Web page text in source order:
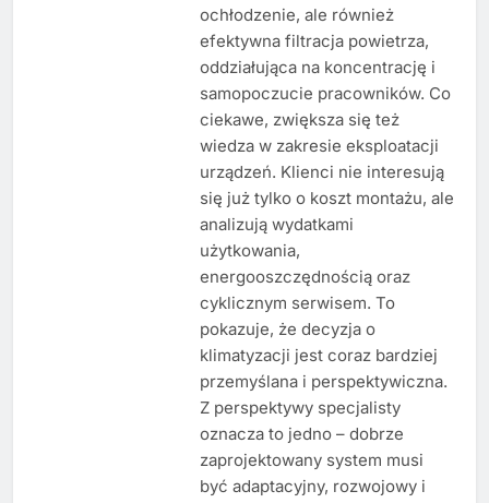
ochłodzenie, ale również
efektywna filtracja powietrza,
oddziałująca na koncentrację i
samopoczucie pracowników. Co
ciekawe, zwiększa się też
wiedza w zakresie eksploatacji
urządzeń. Klienci nie interesują
się już tylko o koszt montażu, ale
analizują wydatkami
użytkowania,
energooszczędnością oraz
cyklicznym serwisem. To
pokazuje, że decyzja o
klimatyzacji jest coraz bardziej
przemyślana i perspektywiczna.
Z perspektywy specjalisty
oznacza to jedno – dobrze
zaprojektowany system musi
być adaptacyjny, rozwojowy i